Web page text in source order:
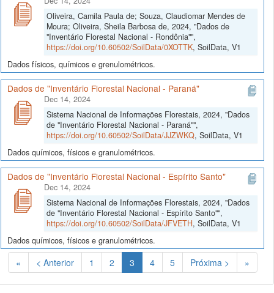
Oliveira, Camila Paula de; Souza, Claudiomar Mendes de
Moura; Oliveira, Sheila Barbosa de, 2024, "Dados de
"Inventário Florestal Nacional - Rondônia"",
https://doi.org/10.60502/SoilData/0XOTTK, SoilData, V1
Dados físicos, químicos e grenulométricos.
Dados de "Inventário Florestal Nacional - Paraná"
Dec 14, 2024
Sistema Nacional de Informações Florestais, 2024, "Dados
de "Inventário Florestal Nacional - Paraná"",
https://doi.org/10.60502/SoilData/JJZWKQ, SoilData, V1
Dados químicos, físicos e granulométricos.
Dados de "Inventário Florestal Nacional - Espírito Santo"
Dec 14, 2024
Sistema Nacional de Informações Florestais, 2024, "Dados
de "Inventário Florestal Nacional - Espírito Santo"",
https://doi.org/10.60502/SoilData/JFVETH, SoilData, V1
Dados químicos, físicos e granulométricos.
« < Anterior 1 2 3(Atual)
4 5 Próxima > »